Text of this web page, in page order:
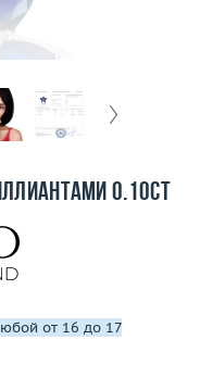
0.10ct
от 16 до 17